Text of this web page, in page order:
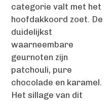
categorie valt met het
hoofdakkoord zoet. De
duidelijkst
waarneembare
geurnoten zijn
patchouli, pure
chocolade en karamel.
Het sillage van dit